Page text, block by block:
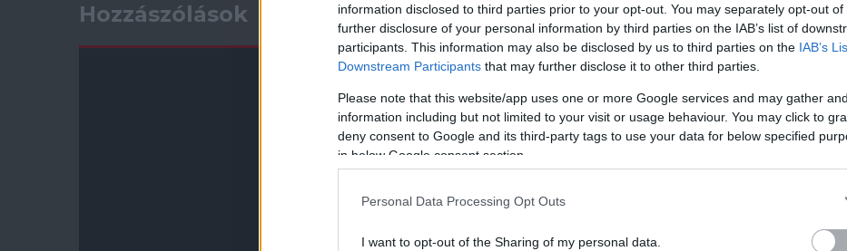
information disclosed to third parties prior to your opt-out. You may separately opt-out of
further disclosure of your personal information by third parties on the IAB’s list of
participants. This information may also be disclosed by us to third parties on the IAB’s
Downstream Participants that may further disclose it to other third parties.
Please note that this website/app uses one or more Google services and may gather
information including but not limited to your visit or usage behaviour. You may click to
deny consent to Google and its third-party tags to use your data for below specified
in below Google consent section.
Personal Data Processing Opt Outs
I want to opt-out of the Sharing of my personal data.
Hozzászólások